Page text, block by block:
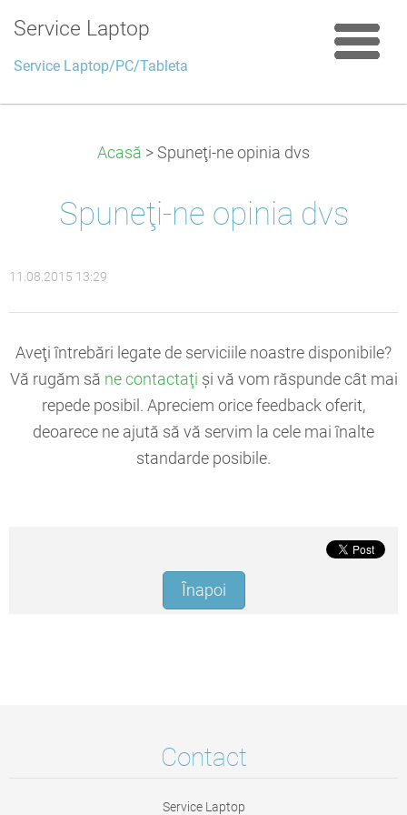
Service Laptop
Service Laptop/PC/Tableta
Acasă > Spuneţi-ne opinia dvs
Spuneţi-ne opinia dvs
11.08.2015 13:29
Aveţi întrebări legate de serviciile noastre disponibile?
Vă rugăm să ne contactaţi şi vă vom răspunde cât mai
repede posibil. Apreciem orice feedback oferit,
deoarece ne ajută să vă servim la cele mai înalte
standarde posibile.
Înapoi
Contact
Service Laptop